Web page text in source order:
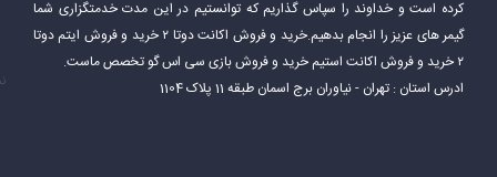
موفقیت در بازی تقویت کنند.
کرده است و خداوند را سپاس گذاریم که توانستیم در این مدت خدمتگزاری شما
گیمر های عزیز را انجام بدهیم.خرید و فروش اکانت دوتا ۲ خرید و فروش ایتم دوتا
۲ خرید و فروش اکانت استیم خرید و فروش بازی سی اس گو تخصص ماست.
ادرس استان : تهران - نیاوران برج اسمان طبقه 11 پلاک 1104